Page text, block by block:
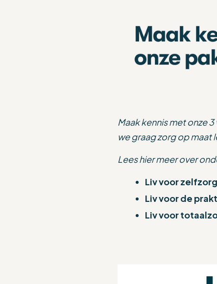
Maak kennis met onze
we graag zorg op maat
Lees hier meer over
Liv voor zelfzorg
Liv voor de
Liv voor